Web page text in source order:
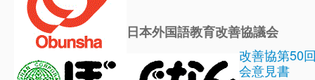
日本外国語教育改善協議会
改善協第50
会意見書